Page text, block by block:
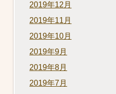
2019年12月
2019年11月
2019年10月
2019年9月
2019年8月
2019年7月